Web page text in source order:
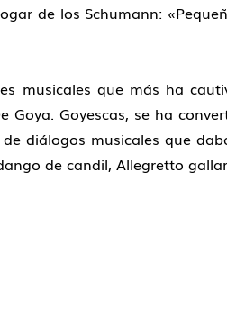
de los Schumann:
musicales que más ha
Goyescas, se ha
diálogos musicales que
de candil, Allegretto